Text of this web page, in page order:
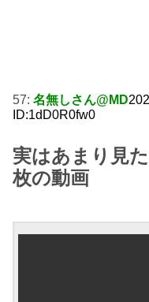
57: 名無しさん@MD
ID:1dD0R0fw0
実はあまり見
枚の動画